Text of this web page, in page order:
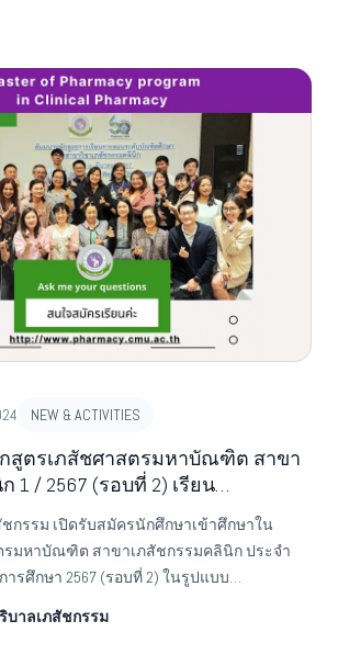
NEW & ACTIVITIES
สูตรเภสัชศาสตรมหาบัณฑิต สาขา
1 / 2567 (รอบที่ 2) เรียน
กรรม เปิดรับสมัครนักศึกษาเข้าศึกษาใน
มหาบัณฑิต สาขาเภสัชกรรมคลินิก ประจำ
รศึกษา 2567 (รอบที่ 2) ในรูปแบบ
ต็มความรู้เรื่องงานวิจัยทางคลินิก- สามารถ
บาลเภสัชกรรม